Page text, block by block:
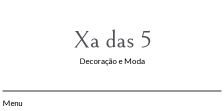
Xa das 5
Decoração e Moda
Menu